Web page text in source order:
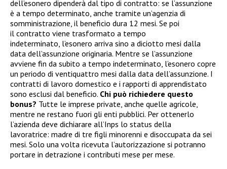
dell’esonero dipenderà dal tipo di contratto: se l’assunzione
è a tempo determinato, anche tramite un’agenzia di
somministrazione, il beneficio dura 12 mesi. Se poi
il contratto viene trasformato a tempo
indeterminato, l’esonero arriva sino a diciotto mesi dalla
data dell’assunzione originaria. Mentre se l’assunzione
avviene fin da subito a tempo indeterminato, l’esonero copre
un periodo di ventiquattro mesi dalla data dell’assunzione. I
contratti di lavoro domestico e i rapporti di apprendistato
sono esclusi dal beneficio. Chi può richiedere questo
bonus? Tutte le imprese private, anche quelle agricole,
mentre ne restano fuori gli enti pubblici. Per ottenerlo
l’azienda deve dichiarare all’Inps lo status della
lavoratrice: madre di tre figli minorenni e disoccupata da sei
mesi. Solo una volta ricevuta l’autorizzazione si potranno
portare in detrazione i contributi mese per mese.